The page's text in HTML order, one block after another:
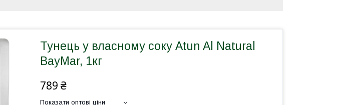
Тунець у власному соку Atun Al Natural
BayMar, 1кг
789 ₴
Показати оптові ціни